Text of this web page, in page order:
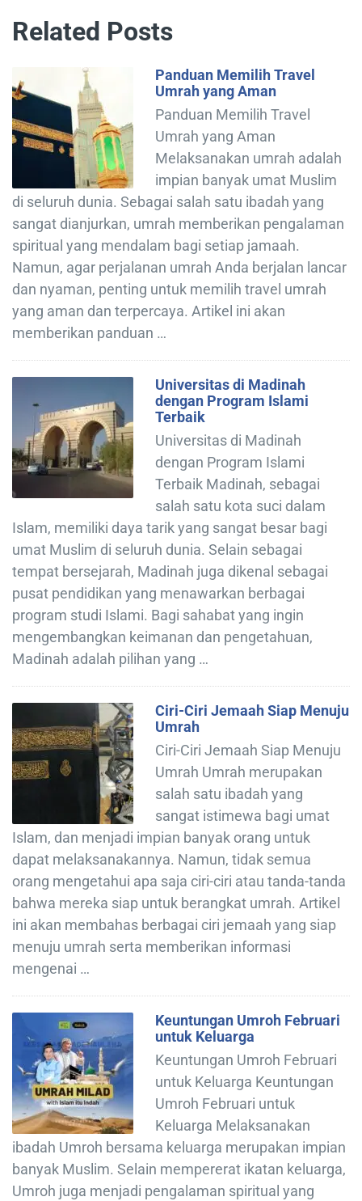
Related Posts
Panduan Memilih Travel
Umrah yang Aman
Panduan Memilih Travel
Umrah yang Aman
Melaksanakan umrah adalah
impian banyak umat Muslim
di seluruh dunia. Sebagai salah satu ibadah yang
sangat dianjurkan, umrah memberikan pengalaman
spiritual yang mendalam bagi setiap jamaah.
Namun, agar perjalanan umrah Anda berjalan lancar
dan nyaman, penting untuk memilih travel umrah
yang aman dan terpercaya. Artikel ini akan
memberikan panduan …
Universitas di Madinah
dengan Program Islami
Terbaik
Universitas di Madinah
dengan Program Islami
Terbaik Madinah, sebagai
salah satu kota suci dalam
Islam, memiliki daya tarik yang sangat besar bagi
umat Muslim di seluruh dunia. Selain sebagai
tempat bersejarah, Madinah juga dikenal sebagai
pusat pendidikan yang menawarkan berbagai
program studi Islami. Bagi sahabat yang ingin
mengembangkan keimanan dan pengetahuan,
Madinah adalah pilihan yang …
Ciri-Ciri Jemaah Siap Menuju
Umrah
Ciri-Ciri Jemaah Siap Menuju
Umrah Umrah merupakan
salah satu ibadah yang
sangat istimewa bagi umat
Islam, dan menjadi impian banyak orang untuk
dapat melaksanakannya. Namun, tidak semua
orang mengetahui apa saja ciri-ciri atau tanda-tanda
bahwa mereka siap untuk berangkat umrah. Artikel
ini akan membahas berbagai ciri jemaah yang siap
menuju umrah serta memberikan informasi
mengenai …
Keuntungan Umroh Februari
untuk Keluarga
Keuntungan Umroh Februari
untuk Keluarga Keuntungan
Umroh Februari untuk
Keluarga Melaksanakan
ibadah Umroh bersama keluarga merupakan impian
banyak Muslim. Selain mempererat ikatan keluarga,
Umroh juga menjadi pengalaman spiritual yang